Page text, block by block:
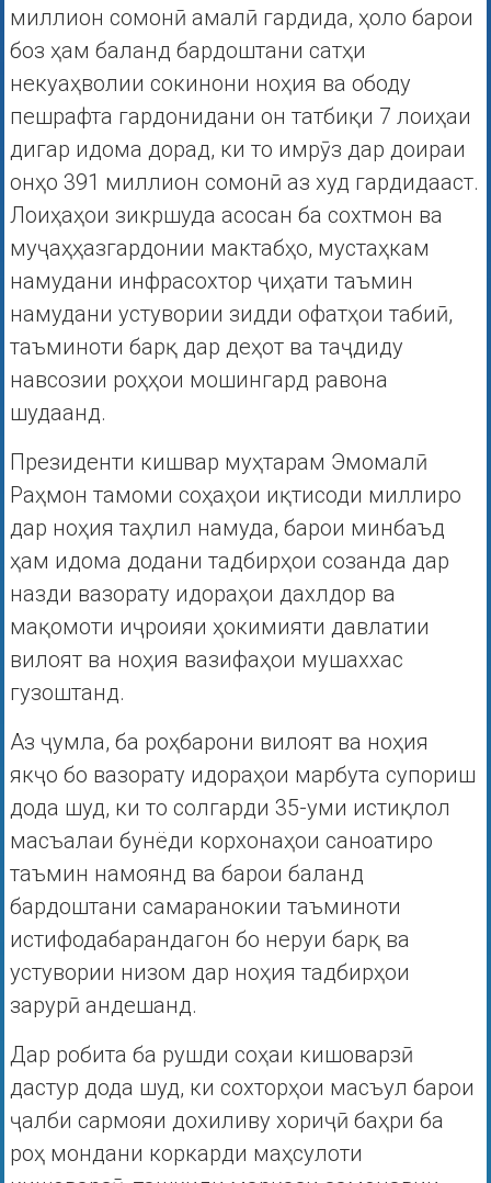
миллион сомонӣ амалӣ гардида, ҳоло барои
боз ҳам баланд бардоштани сатҳи
некуаҳволии сокинони ноҳия ва ободу
пешрафта гардонидани он татбиқи 7 лоиҳаи
дигар идома дорад, ки то имрӯз дар доираи
онҳо 391 миллион сомонӣ аз худ гардидааст.
Лоиҳаҳои зикршуда асосан ба сохтмон ва
муҷаҳҳазгардонии мактабҳо, мустаҳкам
намудани инфрасохтор ҷиҳати таъмин
намудани устувории зидди офатҳои табиӣ,
таъминоти барқ дар деҳот ва таҷдиду
навсозии роҳҳои мошингард равона
шудаанд.
Президенти кишвар муҳтарам Эмомалӣ
Раҳмон тамоми соҳаҳои иқтисоди миллиро
дар ноҳия таҳлил намуда, барои минбаъд
ҳам идома додани тадбирҳои созанда дар
назди вазорату идораҳои дахлдор ва
мақомоти иҷроияи ҳокимияти давлатии
вилоят ва ноҳия вазифаҳои мушаххас
гузоштанд.
Аз ҷумла, ба роҳбарони вилоят ва ноҳия
якҷо бо вазорату идораҳои марбута супориш
дода шуд, ки то солгарди 35-уми истиқлол
масъалаи бунёди корхонаҳои саноатиро
таъмин намоянд ва барои баланд
бардоштани самаранокии таъминоти
истифодабарандагон бо неруи барқ ва
устувории низом дар ноҳия тадбирҳои
зарурӣ андешанд.
Дар робита ба рушди соҳаи кишоварзӣ
дастур дода шуд, ки сохторҳои масъул барои
ҷалби сармояи дохиливу хориҷӣ баҳри ба
роҳ мондани коркарди маҳсулоти